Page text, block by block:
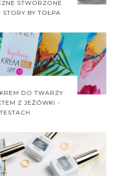
STWORZONE
BY TOŁPA
DO TWARZY
Z JEŻÓWKI -